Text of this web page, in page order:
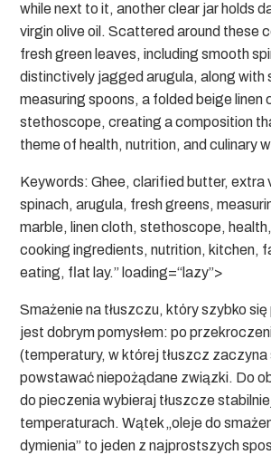
while next to it, another clear jar holds
virgin olive oil. Scattered around these
fresh green leaves, including smooth
distinctively jagged arugula, along with
measuring spoons, a folded beige linen
stethoscope, creating a composition
theme of health, nutrition, and culinary
Keywords: Ghee, clarified butter, extra
spinach, arugula, fresh greens,
marble, linen cloth, stethoscope,
cooking ingredients, nutrition, kitchen,
eating, flat lay.” loading=“lazy”>
Smażenie na tłuszczu, który szybko
jest dobrym pomysłem: po
(temperatury, w której tłuszcz zaczyna
powstawać niepożądane związki. Do
do pieczenia wybieraj tłuszcze
temperaturach. Wątek „oleje do
dymienia” to jeden z najprostszych